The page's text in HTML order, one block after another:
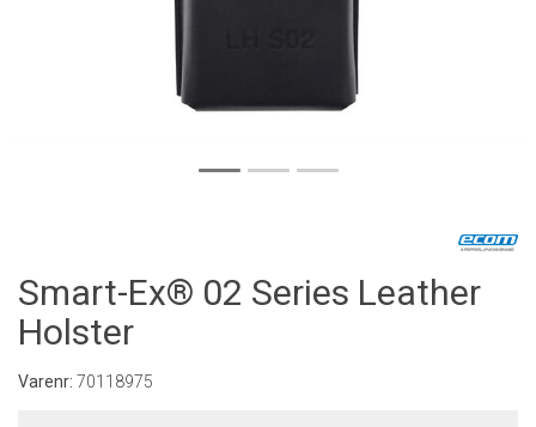
Smart-Ex® 02 Series Leather
Holster
Varenr: 70118975